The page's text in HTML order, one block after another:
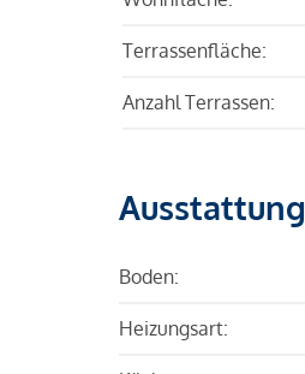
Terrassenfläche:
Anzahl Terrassen:
Ausstattung
Boden:
Heizungsart: